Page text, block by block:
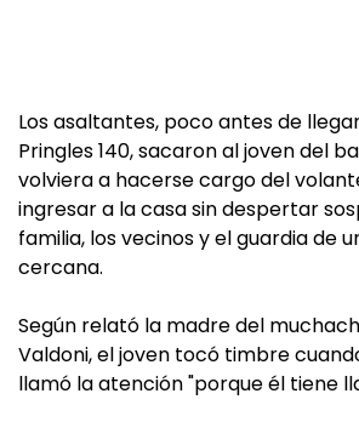
Los asaltantes, poco antes de
Pringles 140, sacaron al joven del
volviera a hacerse cargo del
ingresar a la casa sin despertar
familia, los vecinos y el guardia de
cercana.
Según relató la madre del
Valdoni, el joven tocó timbre
llamó la atención "porque él tiene